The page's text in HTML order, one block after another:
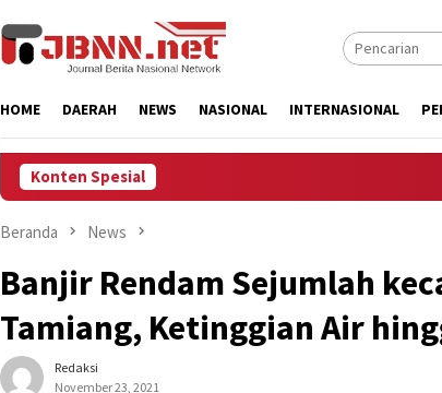
HOME DAERAH NEWS NASIONAL INTERNASIONAL
Konten Spesial
Beranda News
Banjir Rendam Sejumlah
Tamiang, Ketinggian Air
Redaksi
November 23, 2021